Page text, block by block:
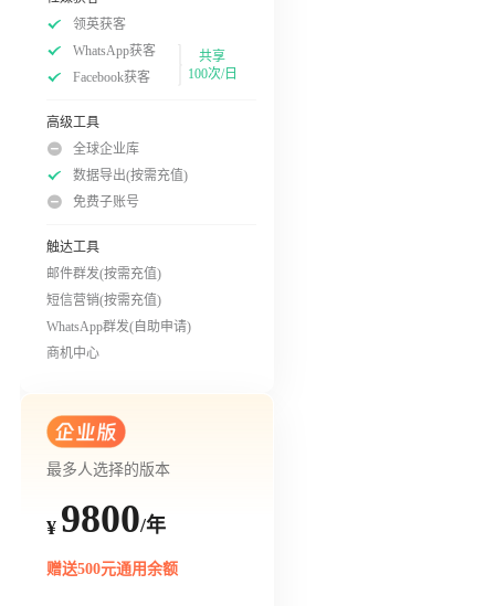
领英获客
WhatsApp获客
Facebook获客
共享
100次/日
高级工具
全球企业库
数据导出(按需充值)
免费子账号
触达工具
邮件群发(按需充值)
短信营销(按需充值)
WhatsApp群发(自助申请)
商机中心
最多人选择的版本
¥ 9800/年
赠送500元通用余额